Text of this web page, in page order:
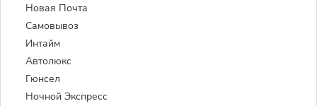
Новая Почта
Самовывоз
Интайм
Автолюкс
Гюнсел
Ночной Экспресс